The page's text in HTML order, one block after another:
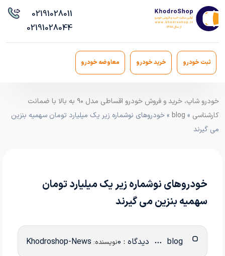
02191028011
02191028044
ثبت خودرو خرید خودرو معاوضه خودرو
خودرو شاپ، خرید و فروش خودرو اقساطی مدل ۹۰ به بالا با ضمانت
کارشناسی »
blog » خودروهای نوشماره زیر یک میلیارد تومان سهمیه بنزین
می گیرند
خودروهای نوشماره زیر یک میلیارد تومان
سهمیه بنزین می گیرند
دیدگاه : 0 نویسنده: Khodroshop-News